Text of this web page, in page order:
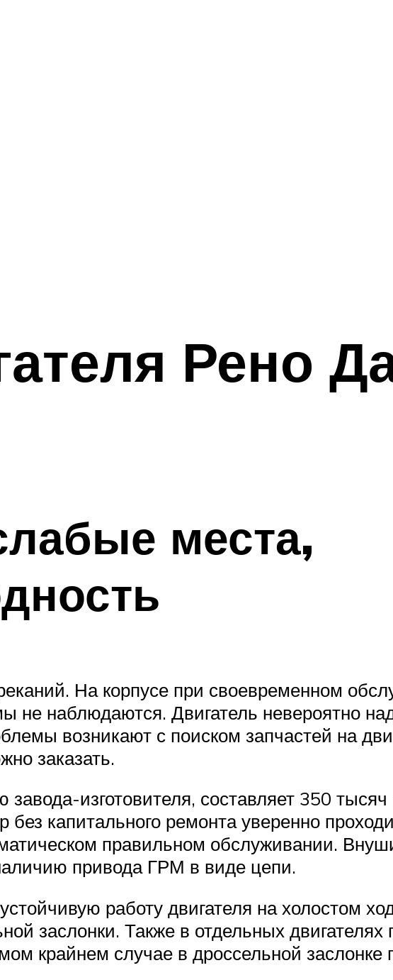
Рено
места,
На корпусе при своевременном
не наблюдаются. Двигатель невероятно
возникают с поиском запчастей на
заказать.
завода-изготовителя, составляет 350
капитального ремонта уверенно
правильном обслуживании.
привода ГРМ в виде цепи.
работу двигателя на холостом
заслонки. Также в отдельных двигателях
крайнем случае в дроссельной заслонке